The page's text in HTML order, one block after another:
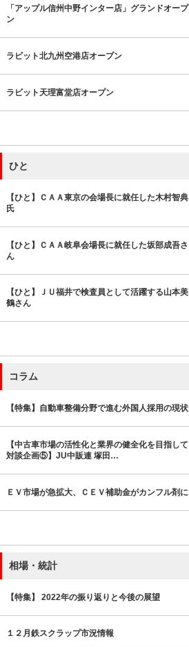
「アップル信州中野インター店」グランドオープ
ン
ラビット北九州空港店オープン
ラビット天理富堂店オープン
ひと
【ひと】ＣＡＡ東京の会場長に就任した木村智典
氏
【ひと】ＣＡＡ岐阜会場長に就任した坂部成吾さ
ん
【ひと】ＪＵ福井で検査員として活躍する山本美
鶴さん
コラム
【特集】自動車整備分野で進む外国人採用の現状
【中古車市場の活性化と業界の健全化を目指して
対談企画⑤】JU中販連 塚田…
ＥＶ市場が急拡大、ＣＥＶ補助金がカンフル剤に
相場・統計
【特集】 2022年の振り返りと今後の展望
１２月鉄スクラップ市況情報